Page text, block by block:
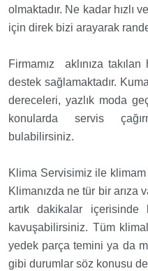
olmaktadır. Ne kadar hızlı
için direk bizi arayarak
Firmamız aklınıza
destek sağlamaktadır.
dereceleri, yazlık moda
konularda servis
bulabilirsiniz.
Klima Servisimiz ile klimam
Klimanızda ne tür bir arıza
artık dakikalar içerisinde
kavuşabilirsiniz. Tüm
yedek parça temini ya da
gibi durumlar söz konusu